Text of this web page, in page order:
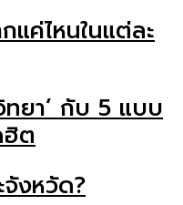
แค่ไหนในแต่ละ
ยา’ กับ 5 แบบ
ต
จังหวัด?